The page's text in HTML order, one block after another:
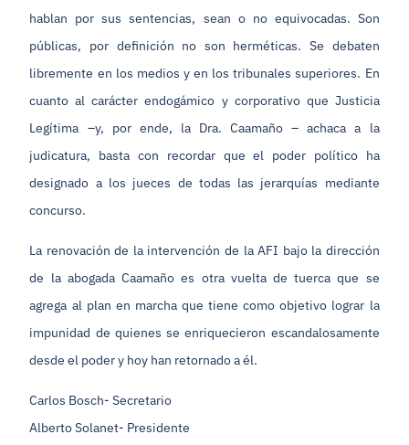
hablan por sus sentencias, sean o no equivocadas. Son
públicas, por definición no son herméticas. Se debaten
libremente en los medios y en los tribunales superiores. En
cuanto al carácter endogámico y corporativo que Justicia
Legítima –y, por ende, la Dra. Caamaño – achaca a la
judicatura, basta con recordar que el poder político ha
designado a los jueces de todas las jerarquías mediante
concurso.
La renovación de la intervención de la AFI bajo la dirección
de la abogada Caamaño es otra vuelta de tuerca que se
agrega al plan en marcha que tiene como objetivo lograr la
impunidad de quienes se enriquecieron escandalosamente
desde el poder y hoy han retornado a él.
Carlos Bosch- Secretario
Alberto Solanet- Presidente